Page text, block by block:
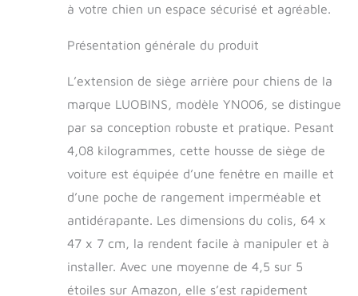
à votre chien un espace sécurisé et agréable.
Présentation générale du produit
L’extension de siège arrière pour chiens de la
marque LUOBINS, modèle YN006, se distingue
par sa conception robuste et pratique. Pesant
4,08 kilogrammes, cette housse de siège de
voiture est équipée d’une fenêtre en maille et
d’une poche de rangement imperméable et
antidérapante. Les dimensions du colis, 64 x
47 x 7 cm, la rendent facile à manipuler et à
installer. Avec une moyenne de 4,5 sur 5
étoiles sur Amazon, elle s’est rapidement